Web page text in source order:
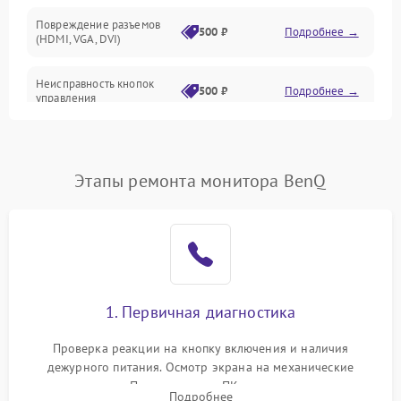
Повреждение разъемов
(HDMI, VGA, DVI)
500 ₽ Подробнее →
Неисправность кнопок
управления
500 ₽ Подробнее →
Повреждение кабеля
Подробнее →
1000 ₽
Поломка системы
автоматического
1000 ₽ Подробнее →
Неисправность системы
1000 ₽
Этапы ремонта монитора BenQ
1. Первичная диагностика
Проверка реакции на кнопку включения и наличия
дежурного питания. Осмотр экрана на механические
повреждения. Подключение к ПК для оценки вывода
Подробнее